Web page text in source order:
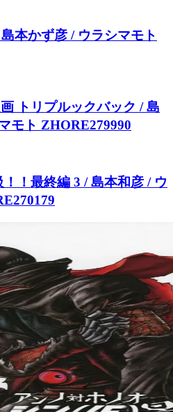
本かず彦 / ウラシマモト
トリプルックバック / 島
モト ZHORE279990
！最終編 3 / 島本和彦 / ウ